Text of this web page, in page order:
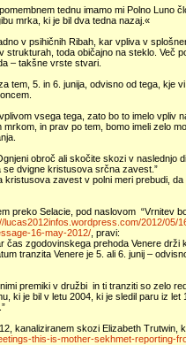
tednu imamo mi Polno Luno
mrka, ki je bil dva tedna nazaj.«
v psihičnih Ribah, kar vpliva v
toda običajno na steklo. Več
– takšne vrste stvari.
tem, 5. in 6. junija, odvisno od tega, kje
vsega tega, zato bo to imelo vpliv
in prav po tem, bomo imeli zelo
obroč ali skočite skozi v naslednjo
se dvigne kristusova srčna zavest.”
zavest v polni meri prebudi,
preko Selacie, pod naslovom “Vrnitev
lucas2012infos.wordpress.com/2012/05/
16-may-2012/ , pravi:
čas zgodovinskega prehoda Venere
tranzita Venere je 5. ali 6. junij –
premiki v družbi in ti tranziti so zelo
ki je bil v letu 2004, ki je sledil paru iz
kanaliziranem skozi Elizabeth Trutwin,
this-is-mother-sekhmet-reporting-